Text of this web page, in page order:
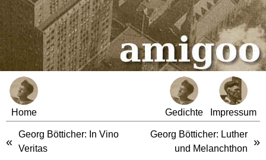
Home Gedichte Impressum
«
Georg Bötticher: In Vino
Veritas
Georg Bötticher: Luther
und Melanchthon
»